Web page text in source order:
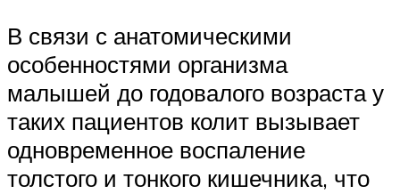
В связи с анатомическими
особенностями организма
малышей до годовалого возраста у
таких пациентов колит вызывает
одновременное воспаление
толстого и тонкого кишечника, что